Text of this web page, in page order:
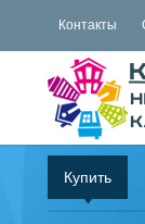
Контакты
Купить